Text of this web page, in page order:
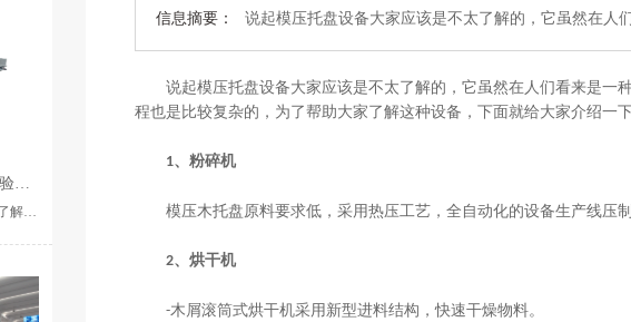
信息摘要： 说起模压托盘设备大家应该是不太了解的，它虽然在人
说起模压托盘设备大家应该是不太了解的，它虽然在人们看来是一
程也是比较复杂的，为了帮助大家了解这种设备，下面就给大家介绍一
1、粉碎机
模压木托盘原料要求低，采用热压工艺，全自动化的设备生产线压制
2、烘干机
-木屑滚筒式烘干机采用新型进料结构，快速干燥物料。